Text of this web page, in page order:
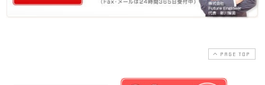
PAGE TOP